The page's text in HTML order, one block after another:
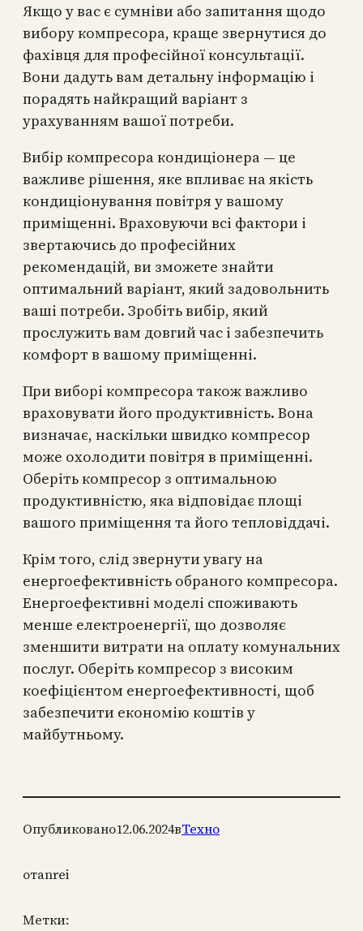
Якщо у вас є сумніви або запитання щодо
вибору компресора, краще звернутися до
фахівця для професійної консультації.
Вони дадуть вам детальну інформацію і
порадять найкращий варіант з
урахуванням вашої потреби.
Вибір компресора кондиціонера — це
важливе рішення, яке впливає на якість
кондиціонування повітря у вашому
приміщенні. Враховуючи всі фактори і
звертаючись до професійних
рекомендацій, ви зможете знайти
оптимальний варіант, який задовольнить
ваші потреби. Зробіть вибір, який
прослужить вам довгий час і забезпечить
комфорт в вашому приміщенні.
При виборі компресора також важливо
враховувати його продуктивність. Вона
визначає, наскільки швидко компресор
може охолодити повітря в приміщенні.
Оберіть компресор з оптимальною
продуктивністю, яка відповідає площі
вашого приміщення та його тепловіддачі.
Крім того, слід звернути увагу на
енергоефективність обраного компресора.
Енергоефективні моделі споживають
менше електроенергії, що дозволяє
зменшити витрати на оплату комунальних
послуг. Оберіть компресор з високим
коефіцієнтом енергоефективності, щоб
забезпечити економію коштів у
майбутньому.
Опубликовано12.06.2024вТехно
отanrei
Метки: